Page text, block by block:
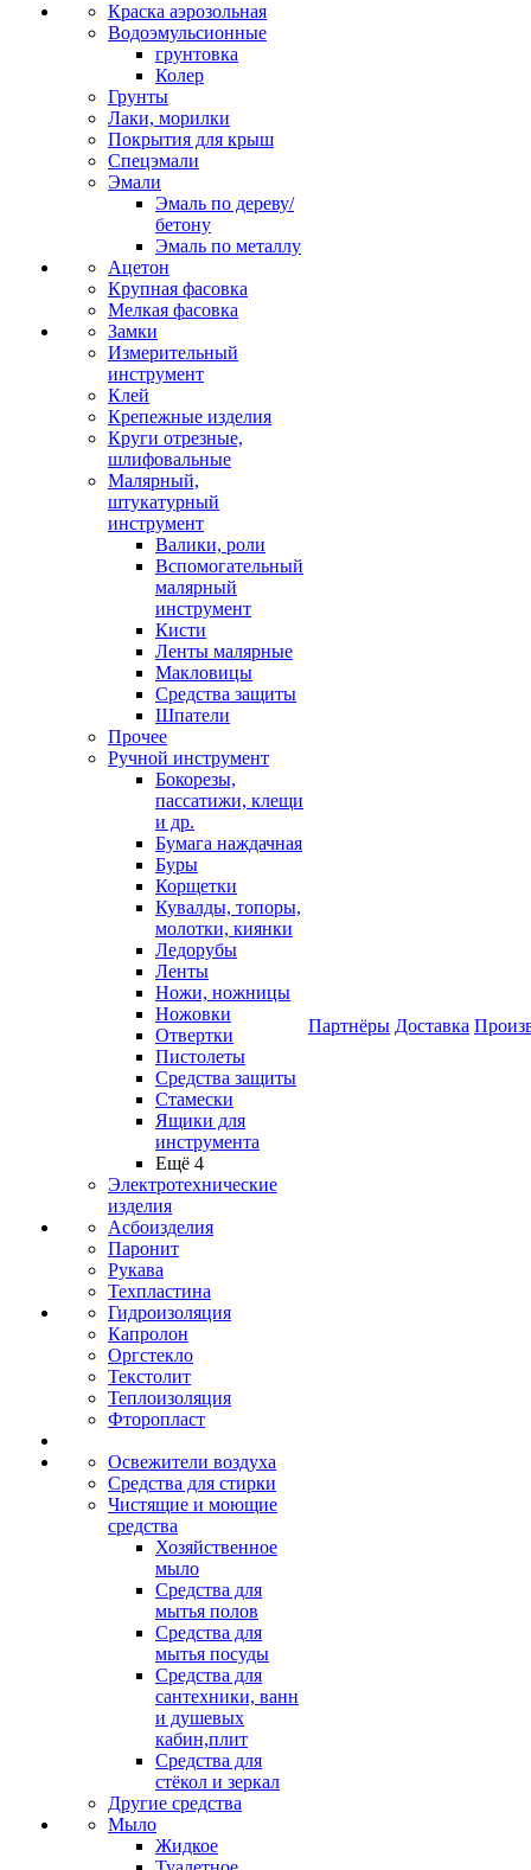
Краска аэрозольная
Водоэмульсионные
грунтовка
Колер
Грунты
Лаки, морилки
Покрытия для крыш
Спецэмали
Эмали
Эмаль по дереву/
бетону
Эмаль по металлу
Ацетон
Крупная фасовка
Мелкая фасовка
Замки
Измерительный
инструмент
Клей
Крепежные изделия
Круги отрезные,
шлифовальные
Малярный,
штукатурный
инструмент
Валики, роли
Вспомогательный
малярный
инструмент
Кисти
Ленты малярные
Макловицы
Средства защиты
Шпатели
Прочее
Ручной инструмент
Бокорезы,
пассатижи, клещи
и др.
Бумага наждачная
Буры
Корщетки
Кувалды, топоры,
молотки, киянки
Ледорубы
Ленты
Ножи, ножницы
Ножовки
Отвертки
Пистолеты
Средства защиты
Стамески
Ящики для
инструмента
Ещё 4
Электротехнические
изделия
Асбоизделия
Паронит
Рукава
Техпластина
Гидроизоляция
Капролон
Оргстекло
Текстолит
Теплоизоляция
Фторопласт
Освежители воздуха
Средства для стирки
Чистящие и моющие
средства
Хозяйственное
мыло
Средства для
мытья полов
Средства для
мытья посуды
Средства для
сантехники, ванн
и душевых
кабин,плит
Средства для
стёкол и зеркал
Другие средства
Мыло
Жидкое
Партнёры Доставка